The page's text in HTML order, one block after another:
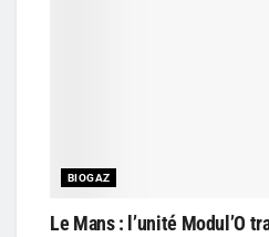
BIOGAZ
Le Mans : l’unité Modul’O